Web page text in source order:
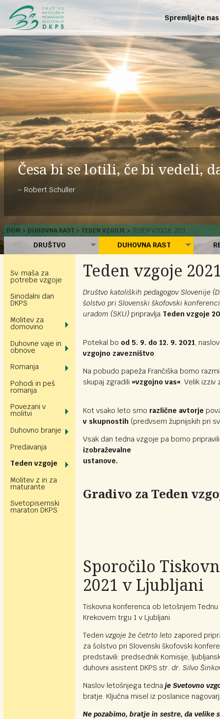
Spremljajte nas
Česa bi se lotili, če bi vedeli,
Robert Schuller
DOM DUHOVNA RAST TEDEN VZGOJE TEDEN VZGOJE 2021
DRUŠTVO DUHOVNA RAST
Sv. maša za
potrebe vzgoje
Sinodalni dan
DKPS
Molitev za
domovino
Duhovne vaje in
obnove
Romanja
Pohodi in peš
romanja
Povezani v
molitvi
Duhovno branje
Predavanja
Teden vzgoje
Molitev z in za
maturante
Svetopisemski
maraton DKPS
Teden vzgoje
Društvo katoliških pedagogov Slovenije
šolstvo pri Slovenski škofovski
uradom (SKU)pripravlja Teden vzgoje
Potekal bo od 5. 9. do 12. 9. 2021,
vzgojno zavezništvo.
Na pobudo papeža Frančiška bomo
skupaj zgradili »vzgojno vas«. Velik izziv
Kot vsako leto smo različne avtorje
v skupnostih (predvsem župnijskih pri
Vsak dan tedna vzgoje pa bomo
izobraževalne
ustanove.
Gradivo za Teden
Sporočilo
2021 v Ljubljani
Tiskovna konferenca ob letošnjem
Krekovem trgu 1 v Ljubljani.
Teden vzgoje že četrto leto zapored
za šolstvo pri Slovenski škofovski
predstavili: predsednik Komisije,
duhovni asistent DKPS str. dr. Silvo
Naslov letošnjega tedna je Svetovno
bratje. Ključna misel iz poslanice
Ne pozabimo, bratje in sestre, da velike